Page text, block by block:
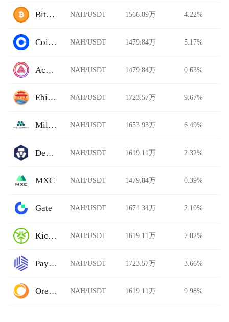
BitFlip NAH/USDT 1566.89万 4.22%
Coinbase Pro NAH/USDT 1479.84万 5.17%
Acala Swap NAH/USDT 1479.84万 0.63%
Ebisu's Bay NAH/USDT 1723.57万 9.67%
Millionero NAH/USDT 1653.93万 6.49%
DeFi Swap NAH/USDT 1619.11万 2.32%
MXC NAH/USDT 1479.84万 0.39%
Gate NAH/USDT 1671.34万 2.19%
KickEX NAH/USDT 1619.11万 7.02%
Paymium NAH/USDT 1723.57万 3.66%
Ore.Bz NAH/USDT 1619.11万 9.98%